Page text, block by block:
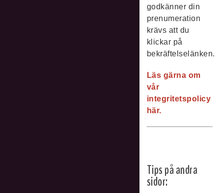
godkänner din
prenumeration
krävs att du
klickar på
bekräftelselänken.
Läs gärna om
vår
integritetspolicy
här.
Tips på andra
sidor: